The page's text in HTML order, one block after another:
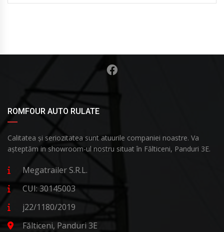
ROMFOUR AUTO RULATE
Calitatea și seriozitatea sunt atuurile companiei noastre. Va
așteptăm in showroom-ul nostru situat în Fălticeni, Panduri 3E.
Megatrailer S.R.L.
CUI: 30145003
j22/1180/2019
Fălticeni, Panduri 3E